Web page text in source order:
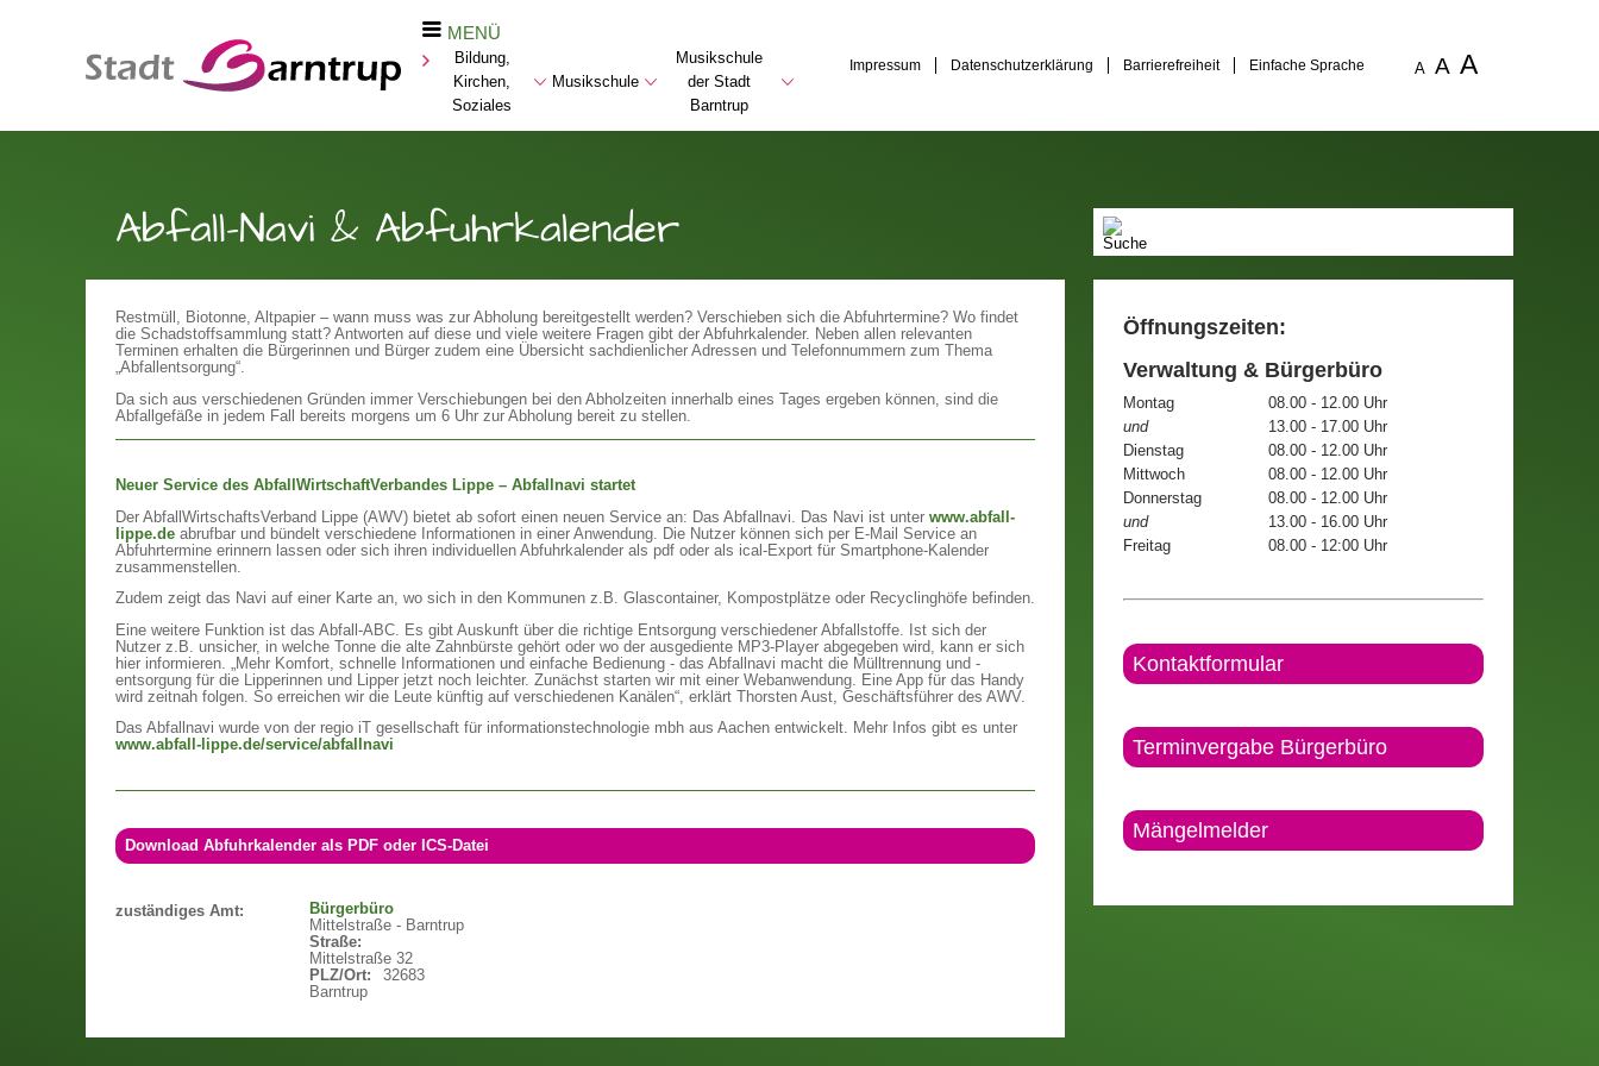
MENÜ
Bildung,
Kirchen,
Soziales
Musikschule
Musikschule
der Stadt
Barntrup
Impressum Datenschutzerklärung Barrierefreiheit Einfache Sprache A A A
Abfall-Navi & Abfuhrkalender
Restmüll, Biotonne, Altpapier – wann muss was zur Abholung bereitgestellt werden? Verschieben sich die Abfuhrtermine? Wo findet
die Schadstoffsammlung statt? Antworten auf diese und viele weitere Fragen gibt der Abfuhrkalender. Neben allen relevanten
Terminen erhalten die Bürgerinnen und Bürger zudem eine Übersicht sachdienlicher Adressen und Telefonnummern zum Thema
„Abfallentsorgung“.
Da sich aus verschiedenen Gründen immer Verschiebungen bei den Abholzeiten innerhalb eines Tages ergeben können, sind die
Abfallgefäße in jedem Fall bereits morgens um 6 Uhr zur Abholung bereit zu stellen.
Neuer Service des AbfallWirtschaftVerbandes Lippe – Abfallnavi startet
Der AbfallWirtschaftsVerband Lippe (AWV) bietet ab sofort einen neuen Service an: Das Abfallnavi. Das Navi ist unter www.abfall-
lippe.de abrufbar und bündelt verschiedene Informationen in einer Anwendung. Die Nutzer können sich per E-Mail Service an
Abfuhrtermine erinnern lassen oder sich ihren individuellen Abfuhrkalender als pdf oder als ical-Export für Smartphone-Kalender
zusammenstellen.
Zudem zeigt das Navi auf einer Karte an, wo sich in den Kommunen z.B. Glascontainer, Kompostplätze oder Recyclinghöfe befinden.
Eine weitere Funktion ist das Abfall-ABC. Es gibt Auskunft über die richtige Entsorgung verschiedener Abfallstoffe. Ist sich der
Nutzer z.B. unsicher, in welche Tonne die alte Zahnbürste gehört oder wo der ausgediente MP3-Player abgegeben wird, kann er sich
hier informieren. „Mehr Komfort, schnelle Informationen und einfache Bedienung - das Abfallnavi macht die Mülltrennung und -
entsorgung für die Lipperinnen und Lipper jetzt noch leichter. Zunächst starten wir mit einer Webanwendung. Eine App für das Handy
wird zeitnah folgen. So erreichen wir die Leute künftig auf verschiedenen Kanälen“, erklärt Thorsten Aust, Geschäftsführer des AWV.
Das Abfallnavi wurde von der regio iT gesellschaft für informationstechnologie mbh aus Aachen entwickelt. Mehr Infos gibt es unter
www.abfall-lippe.de/service/abfallnavi
Download Abfuhrkalender als PDF oder ICS-Datei
zuständiges Amt:
Bürgerbüro
Mittelstraße - Barntrup
Straße:
Mittelstraße 32
PLZ/Ort:
32683
Barntrup
Öffnungszeiten:
Verwaltung & Bürgerbüro
Montag
08.00 - 12.00 Uhr
und
13.00 - 17.00 Uhr
Dienstag
08.00 - 12.00 Uhr
Mittwoch
08.00 - 12.00 Uhr
Donnerstag
08.00 - 12.00 Uhr
und
13.00 - 16.00 Uhr
Freitag
08.00 - 12:00 Uhr
Kontaktformular
Terminvergabe Bürgerbüro
Mängelmelder